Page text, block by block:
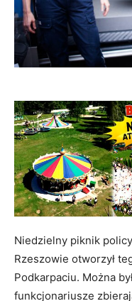
Niedzielny piknik
Rzeszowie otworzył
Podkarpaciu. Można
funkcjonariusze